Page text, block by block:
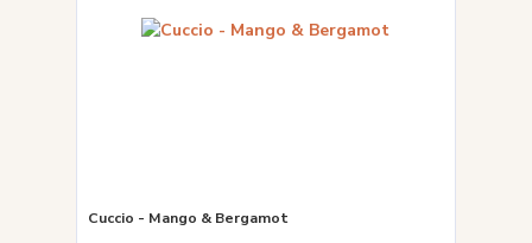
Cuccio - Mango & Bergamot